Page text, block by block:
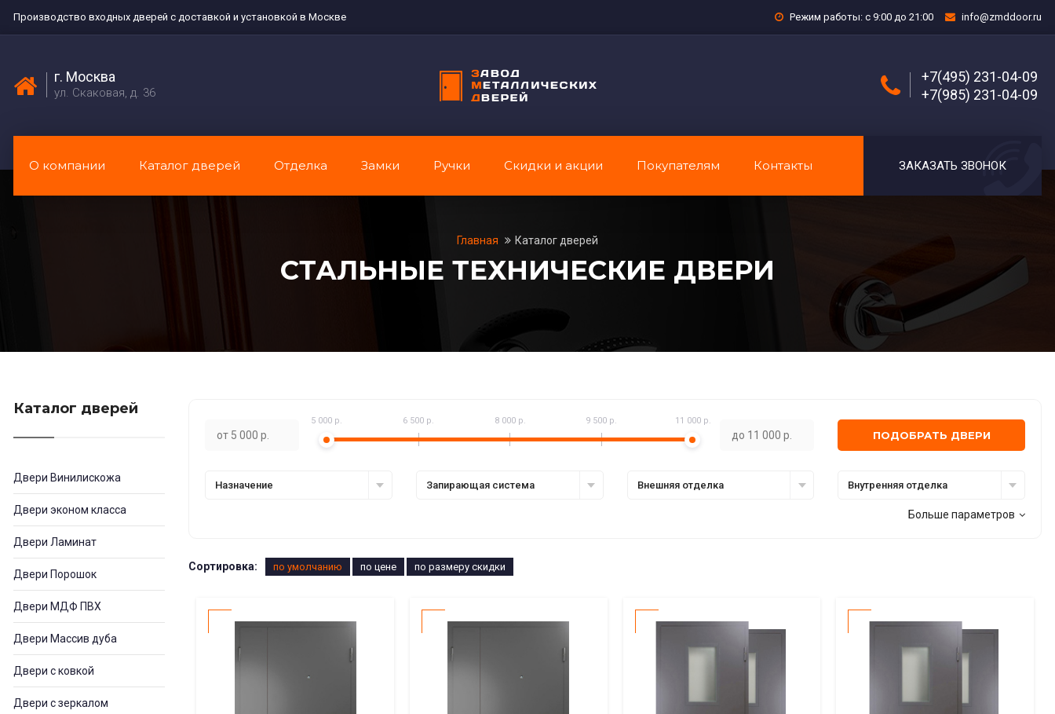
Производство входных дверей с доставкой и установкой в Москве Режим работы: с 9:00 до 21:00 info@zmddoor.ru
г. Москва
ул. Скаковая, д. 36
+7(495) 231-04-09
+7(985) 231-04-09
О компании Каталог дверей Отделка Замки Ручки Скидки и акции Покупателям Контакты ЗАКАЗАТЬ ЗВОНОК
Главная Каталог дверей
СТАЛЬНЫЕ ТЕХНИЧЕСКИЕ ДВЕРИ
Каталог дверей
Двери Винилискожа
Двери эконом класса
Двери Ламинат
Двери Порошок
Двери МДФ ПВХ
Двери Массив дуба
Двери с ковкой
Двери с зеркалом
5 000 р. 6 500 р. 8 000 р. 9 500 р. 11 000 р.
ПОДОБРАТЬ ДВЕРИ
Назначение Запирающая система Внешняя отделка Внутренняя отделка
Больше параметров
Сортировка: по умолчанию по цене по размеру скидки